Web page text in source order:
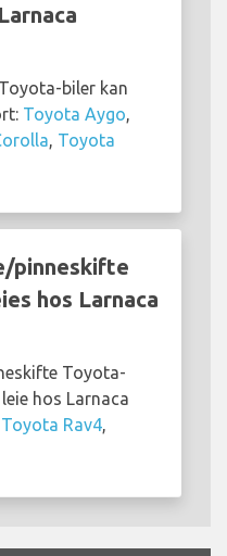
biler kan
Toyota Aygo
Toyota
pinneskifte
hos Larnaca
Toyota-
hos Larnaca
Toyota Rav4